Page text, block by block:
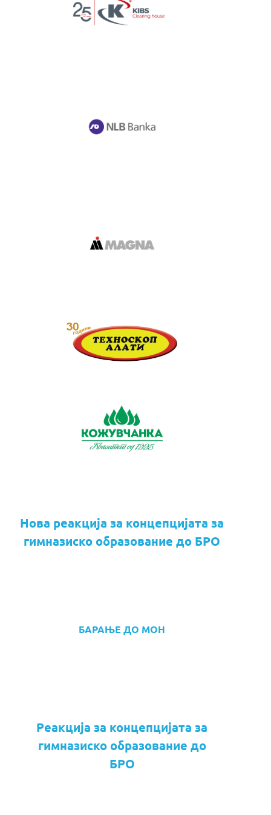
Нова реакција за концепцијата за
гимназиско образование до БРО
БАРАЊЕ ДО МОН
Реакција за концепцијата за
гимназиско образование до
БРО